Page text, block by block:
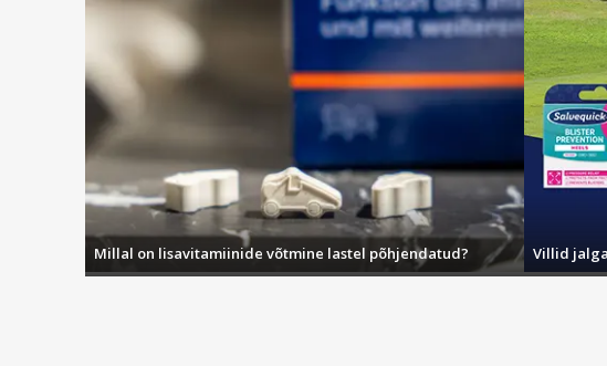
Millal on lisavitamiinide võtmine lastel põhjendatud? Villid